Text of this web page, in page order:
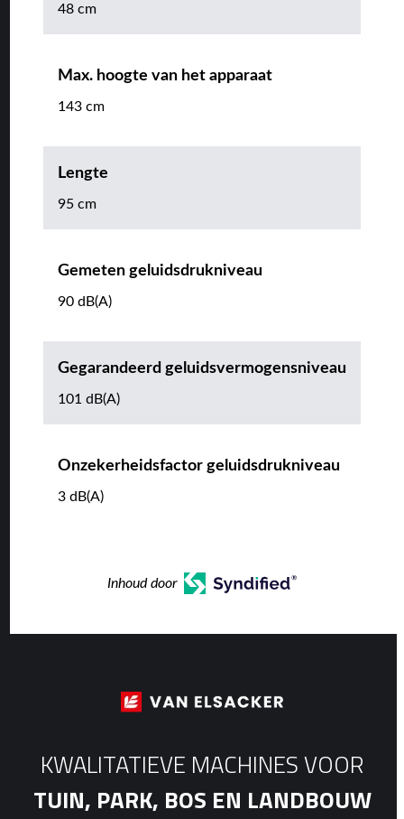
48 cm
Max. hoogte van het apparaat
143 cm
Lengte
95 cm
Gemeten geluidsdrukniveau
90 dB(A)
Gegarandeerd geluidsvermogensniveau
101 dB(A)
Onzekerheidsfactor geluidsdrukniveau
3 dB(A)
Inhoud door
KWALITATIEVE MACHINES VOOR
TUIN, PARK, BOS EN LANDBOUW